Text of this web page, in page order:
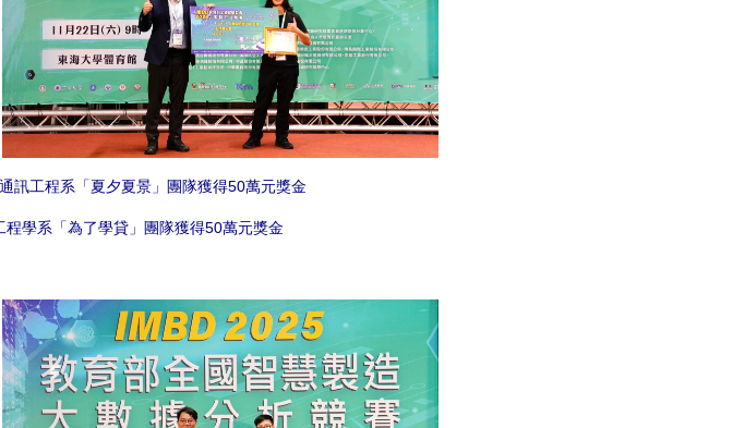
訊工程系「夏夕夏景」團隊獲得50萬元獎金
學系「為了學貸」團隊獲得50萬元獎金